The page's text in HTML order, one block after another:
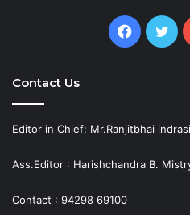
Contact Us
Editor in Chief: Mr.Ranjitbhai
Ass.Editor : Harishchandra B.
Contact : 94298 69100